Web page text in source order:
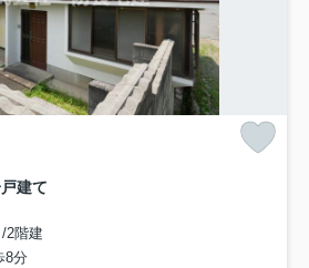
建て
2階建
8分